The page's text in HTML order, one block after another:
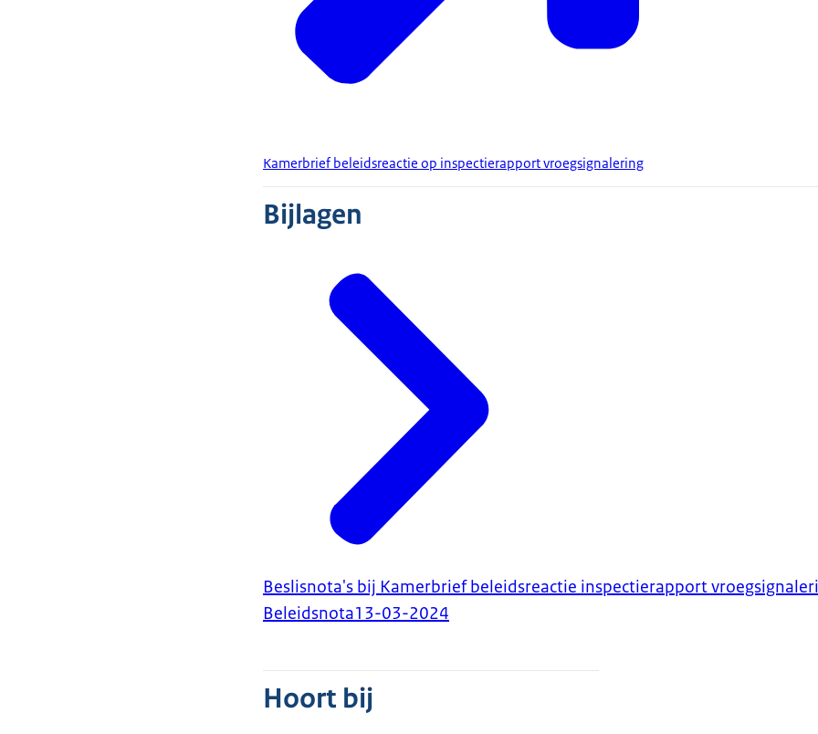
Kamerbrief beleidsreactie op inspectierapport vroegsignalering
Bijlagen
Beslisnota's bij Kamerbrief beleidsreactie inspectierapport
Beleidsnota13-03-2024
Hoort bij